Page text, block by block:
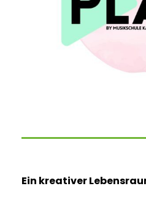
Ein kreativer